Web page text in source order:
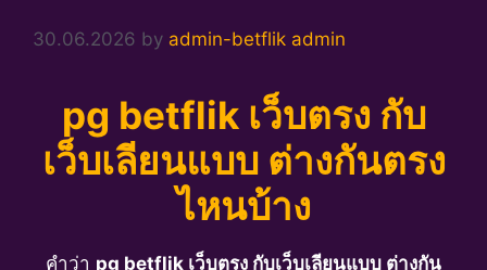
30.06.2026 by admin-betflik admin
pg betflik เว็บตรง กับ
เว็บเลียนแบบ ต่างกันตรง
ไหนบ้าง
คำว่า pg betflik เว็บตรง กับเว็บเลียนแบบ ต่างกัน